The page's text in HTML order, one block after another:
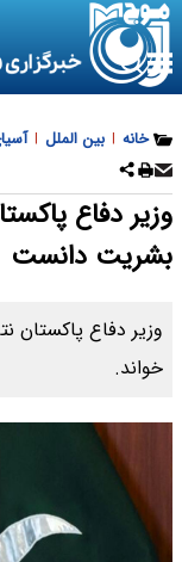
خانه | بین الملل |
وزیر دفاع
بشریت دانست
وزیر دفاع پاکستان
خواند.